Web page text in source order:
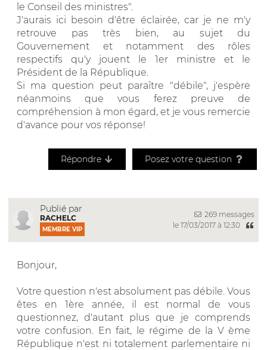
le Conseil des ministres".
J'aurais ici besoin d'être éclairée, car je ne m'y
retrouve pas très bien, au sujet du
Gouvernement et notamment des rôles
respectifs qu'y jouent le 1er ministre et le
Président de la République.
Si ma question peut paraître "débile", j'espère
néanmoins que vous ferez preuve de
compréhension à mon égard, et je vous remercie
d'avance pour vos réponse!
Répondre Posez votre question
Publié par
RACHELC
MEMBRE VIP
269 messages
le 17/03/2017 à 12:30
Bonjour,
Votre question n'est absolument pas débile. Vous
êtes en 1ère année, il est normal de vous
questionnez, d'autant plus que je comprends
votre confusion. En fait, le régime de la V ème
République n'est ni totalement parlementaire ni